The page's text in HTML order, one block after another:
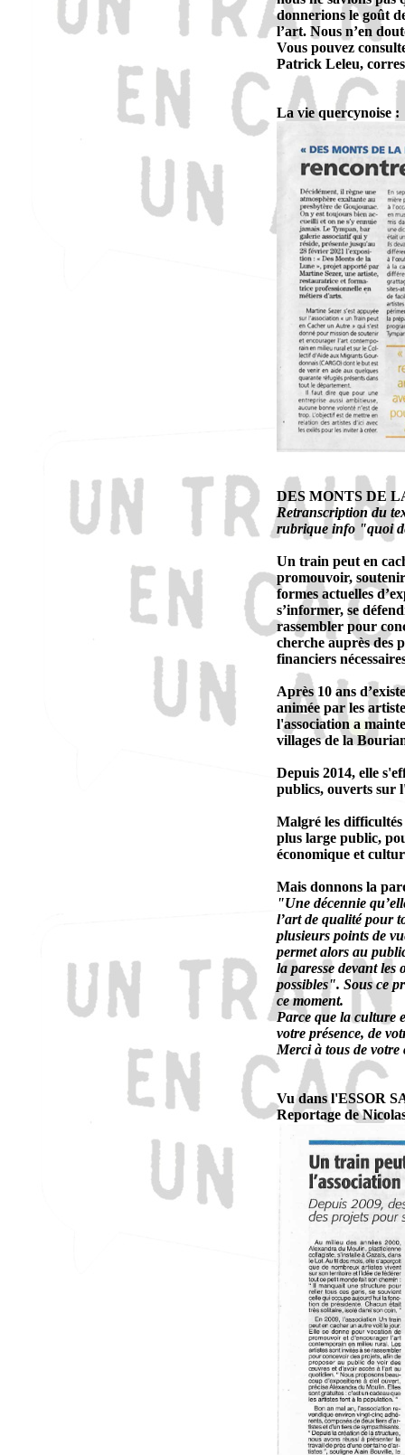
donnerions le goût
l’art. Nous n’en
Vous pouvez
Patrick Leleu,
La vie quercynoise :
DES MONTS DE
Retranscription du
rubrique info "quoi
Un train peut en
promouvoir,
formes actuelles
s’informer, se
rassembler pour
cherche auprès des
financiers
Après 10 ans
animée par les
l'association a
villages de la
Depuis 2014, elle
publics, ouverts sur
Malgré les
plus large public,
économique et
Mais donnons la
"Une décennie
l’art de qualité pour
plusieurs points de
permet alors au
la paresse devant les
possibles". Sous ce
ce moment.
Parce que la culture
votre présence, de
Merci à tous de
Vu dans l'ESSOR
Reportage de